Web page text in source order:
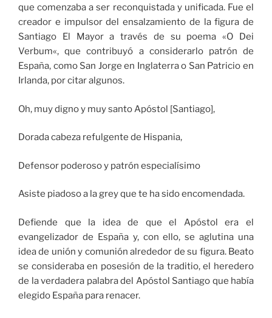
que comenzaba a ser reconquistada y unificada. Fue el
creador e impulsor del ensalzamiento de la figura de
Santiago El Mayor a través de su poema «O Dei
Verbum«, que contribuyó a considerarlo patrón de
España, como San Jorge en Inglaterra o San Patricio en
Irlanda, por citar algunos.
Oh, muy digno y muy santo Apóstol [Santiago],
Dorada cabeza refulgente de Hispania,
Defensor poderoso y patrón especialísimo
Asiste piadoso a la grey que te ha sido encomendada.
Defiende que la idea de que el Apóstol era el
evangelizador de España y, con ello, se aglutina una
idea de unión y comunión alrededor de su figura. Beato
se consideraba en posesión de la traditio, el heredero
de la verdadera palabra del Apóstol Santiago que había
elegido España para renacer.